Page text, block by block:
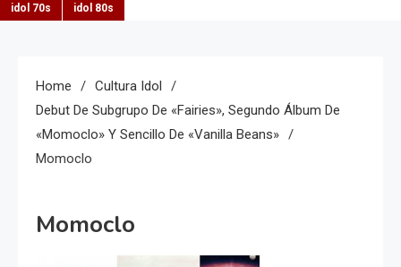
idol 70s
idol 80s
Home
Cultura Idol
Debut De Subgrupo De «Fairies», Segundo Álbum De
«Momoclo» Y Sencillo De «Vanilla Beans»
Momoclo
Momoclo